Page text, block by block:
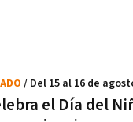
el Día del
/ Del 15 al 16 de